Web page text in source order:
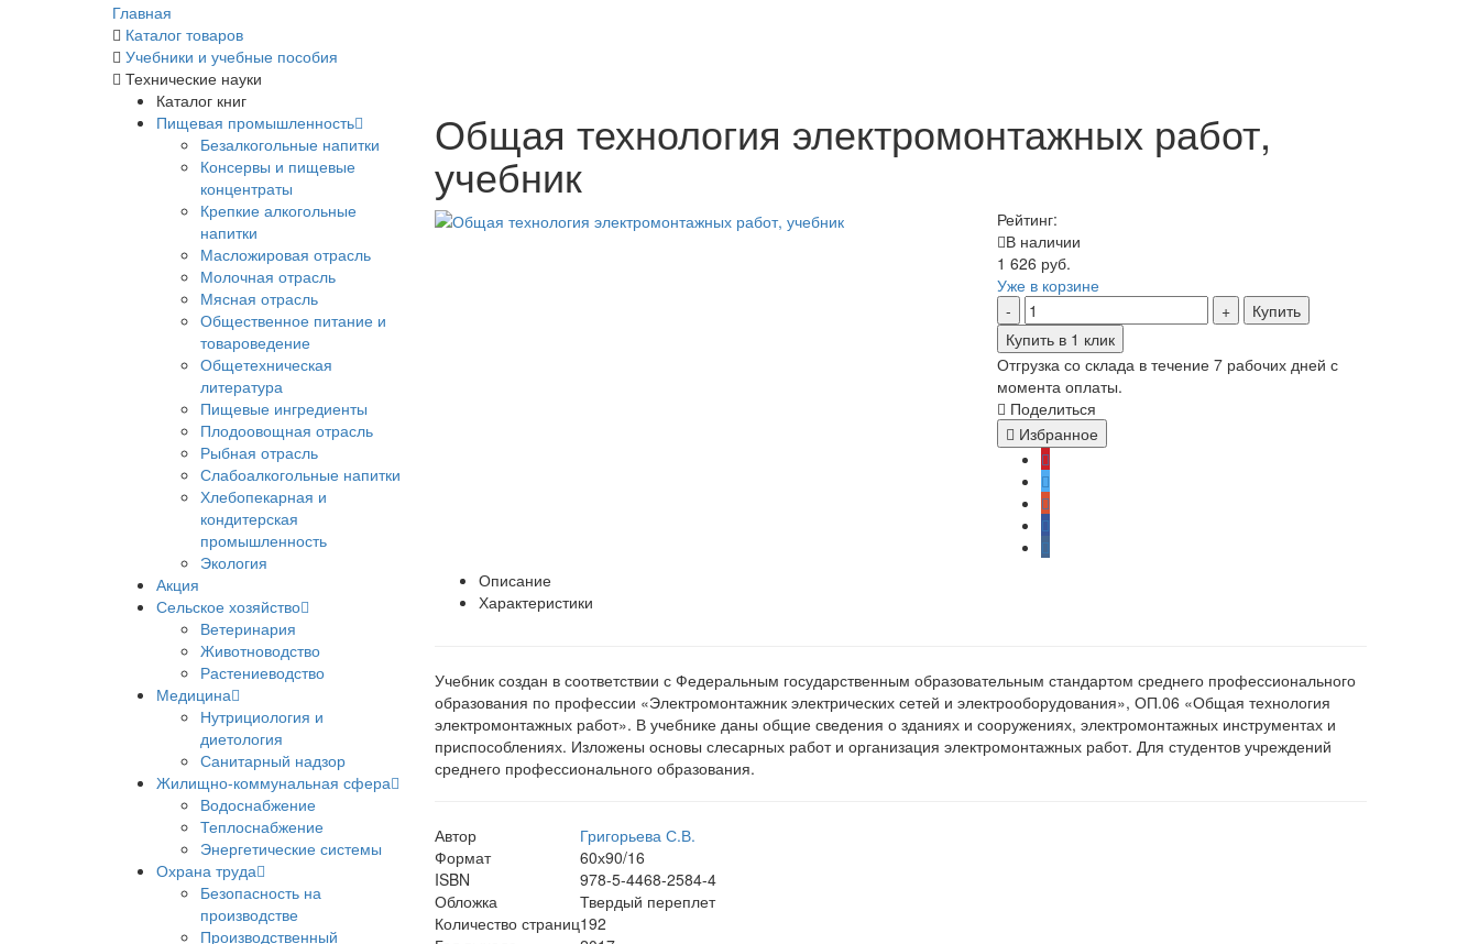
Главная
Каталог товаров
Учебники и учебные пособия
Технические науки
Каталог книг
Пищевая промышленность
Безалкогольные напитки
Консервы и пищевые
концентраты
Крепкие алкогольные
напитки
Масложировая отрасль
Молочная отрасль
Мясная отрасль
Общественное питание и
товароведение
Общетехническая
литература
Пищевые ингредиенты
Плодоовощная отрасль
Рыбная отрасль
Слабоалкогольные напитки
Хлебопекарная и
кондитерская
промышленность
Экология
Акция
Сельское хозяйство
Ветеринария
Животноводство
Растениеводство
Медицина
Нутрициология и
диетология
Санитарный надзор
Жилищно-коммунальная сфера
Водоснабжение
Теплоснабжение
Энергетические системы
Охрана труда
Безопасность на
производстве
Производственный
Общая технология электромонтажных работ,
учебник
Рейтинг:
В наличии
1 626 руб.
Уже в корзине
Купить
Купить в 1 клик
Отгрузка со склада в течение 7 рабочих дней с
момента оплаты.
Поделиться
Избранное
Описание
Характеристики
Учебник создан в соответствии с Федеральным государственным образовательным стандартом среднего профессионального
образования по профессии «Электромонтажник электрических сетей и электрооборудования», ОП.06 «Общая технология
электромонтажных работ». В учебнике даны общие сведения о зданиях и сооружениях, электромонтажных инструментах и
приспособлениях. Изложены основы слесарных работ и организация электромонтажных работ. Для студентов учреждений
среднего профессионального образования.
Автор
Григорьева С.В.
Формат
60х90/16
ISBN
978-5-4468-2584-4
Обложка
Твердый переплет
Количество страниц192